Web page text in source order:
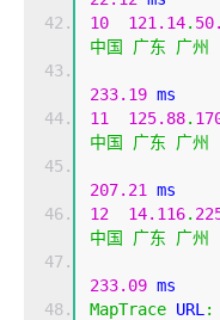
10
121.14.
中国
广东 广州
233.19 ms
11
125.88.
中国
广东 广州
207.21
ms
12
14.116.
中国
广东 广州
233.09 ms
MapTrace URL :